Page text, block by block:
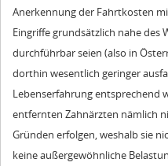
Anerkennung der Fahrtkosten
Eingriffe grundsätzlich nahe des
durchführbar seien (also in
dorthin wesentlich geringer
Lebenserfahrung entsprechend
entfernten Zahnärzten nämlich
Gründen erfolgen, weshalb sie
keine außergewöhnliche